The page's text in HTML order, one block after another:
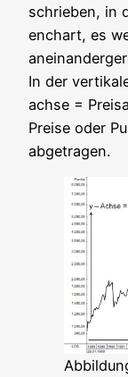
schrie­ben, in
en­chart, es
In der
ach­se =
Prei­se oder
abgetragen.